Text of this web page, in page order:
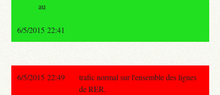
au
6/5/2015 22:41
6/5/2015 22:49
trafic normal sur l'ensemble des lignes
de RER.